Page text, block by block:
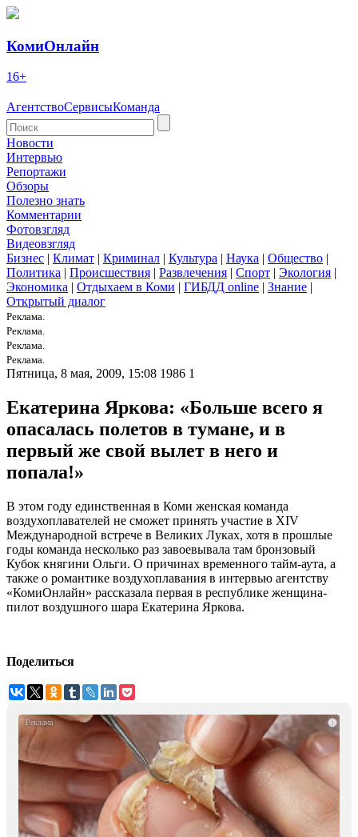
КомиОнлайн
16+
АгентствоСервисыКоманда
Новости
Интервью
Репортажи
Обзоры
Полезно знать
Комментарии
Фотовзгляд
Видеовзгляд
Бизнес | Климат | Криминал | Культура | Наука | Общество |
Политика | Происшествия | Развлечения | Спорт | Экология |
Экономика | Отдыхаем в Коми | ГИБДД online | Знание |
Открытый диалог
Реклама.
Реклама.
Реклама.
Реклама.
Пятница, 8 мая, 2009, 15:08 1986 1
Екатерина Яркова: «Больше всего я
опасалась полетов в тумане, и в
первый же свой вылет в него и
попала!»
В этом году единственная в Коми женская команда
воздухоплавателей не сможет принять участие в XIV
Международной встрече в Великих Луках, хотя в прошлые
годы команда несколько раз завоевывала там бронзовый
Кубок княгини Ольги. О причинах временного тайм-аута, а
также о романтике воздухоплавания в интервью агентству
«КомиОнлайн» рассказала первая в республике женщина-
пилот воздушного шара Екатерина Яркова.
Поделиться
i